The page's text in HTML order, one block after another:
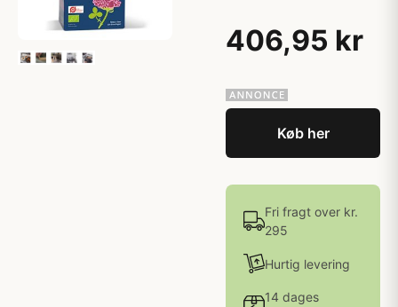
406,95 kr
Køb her
Fri fragt over kr.
295
Hurtig levering
14 dages